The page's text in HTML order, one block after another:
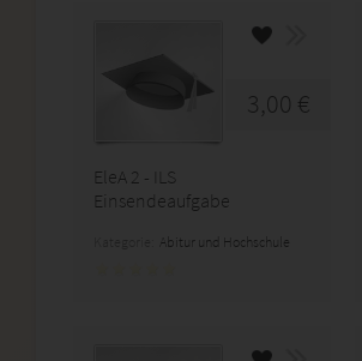
3,00 €
EleA 2 - ILS
Einsendeaufgabe
Abitur und Hochschule